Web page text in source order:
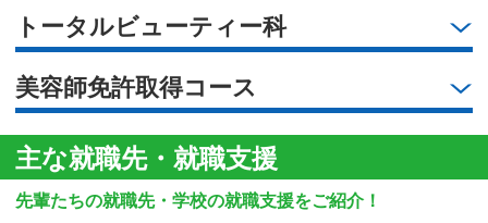
トータルビューティー科
美容師免許取得コース
主な就職先・就職支援
先輩たちの就職先・学校の就職支援をご紹介！